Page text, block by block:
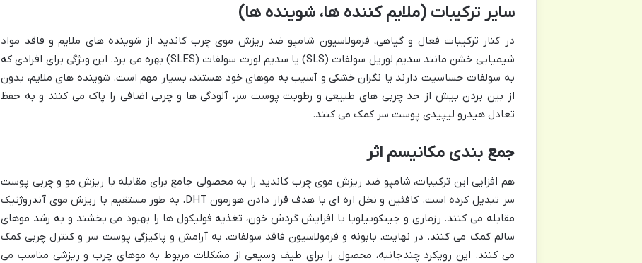
سایر ترکیبات (ملایم کننده ها، شوینده ها)
در کنار ترکیبات فعال و گیاهی، فرمولاسیون شامپو ضد ریزش موی چرب کاندید از شوینده های ملایم و فاقد مواد
شیمیایی خشن مانند سدیم لوریل سولفات (SLS) یا سدیم لورت سولفات (SLES) بهره می برد. این ویژگی برای افرادی که
به سولفات حساسیت دارند یا نگران خشکی و آسیب به موهای خود هستند، بسیار مهم است. شوینده های ملایم، بدون
از بین بردن بیش از حد چربی های طبیعی و رطوبت پوست سر، آلودگی ها و چربی اضافی را پاک می کنند و به حفظ
تعادل هیدرو لیپیدی پوست سر کمک می کنند.
جمع بندی مکانیسم اثر
هم افزایی این ترکیبات، شامپو ضد ریزش موی چرب کاندید را به محصولی جامع برای مقابله با ریزش مو و چربی پوست
سر تبدیل کرده است. کافئین و نخل اره ای با هدف قرار دادن هورمون DHT، به طور مستقیم با ریزش موی آندروژنیک
مقابله می کنند. رزماری و جینکوبیلوبا با افزایش گردش خون، تغذیه فولیکول ها را بهبود می بخشند و به رشد موهای
سالم کمک می کنند. در نهایت، بابونه و فرمولاسیون فاقد سولفات، به آرامش و پاکیزگی پوست سر و کنترل چربی کمک
می کنند. این رویکرد چندجانبه، محصول را برای طیف وسیعی از مشکلات مربوط به موهای چرب و ریزشی مناسب می